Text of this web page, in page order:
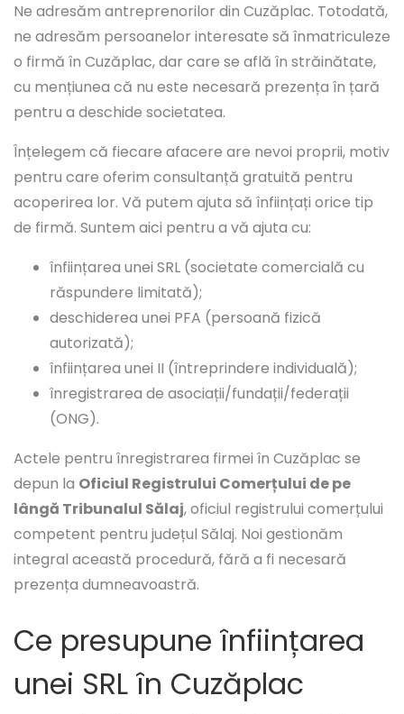
Ne adresăm antreprenorilor din Cuzăplac. Totodată,
ne adresăm persoanelor interesate să înmatriculeze
o firmă în Cuzăplac, dar care se află în străinătate,
cu mențiunea că nu este necesară prezența în țară
pentru a deschide societatea.
Înțelegem că fiecare afacere are nevoi proprii, motiv
pentru care oferim consultanță gratuită pentru
acoperirea lor. Vă putem ajuta să înființați orice tip
de firmă. Suntem aici pentru a vă ajuta cu:
înființarea unei SRL (societate comercială cu
răspundere limitată);
deschiderea unei PFA (persoană fizică
autorizată);
înființarea unei II (întreprindere individuală);
înregistrarea de asociații/fundații/federații
(ONG).
Actele pentru înregistrarea firmei în Cuzăplac se
depun la Oficiul Registrului Comerțului de pe
lângă Tribunalul Sălaj, oficiul registrului comerțului
competent pentru județul Sălaj. Noi gestionăm
integral această procedură, fără a fi necesară
prezența dumneavoastră.
Ce presupune înființarea
unei SRL în Cuzăplac